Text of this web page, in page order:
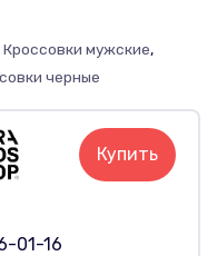
Кроссовки мужские,
черные
Купить
01-16